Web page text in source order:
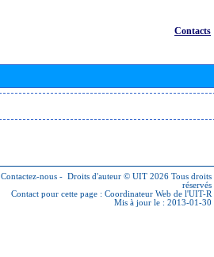
Contacts
Contactez-nous - Droits d'auteur © UIT 2026 Tous droits
réservés
Contact pour cette page : Coordinateur Web de l'UIT-R
Mis à jour le : 2013-01-30